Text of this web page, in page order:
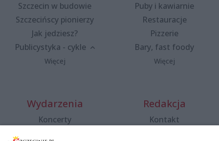
Szczecin w budowie
Szczecińscy pionierzy
Jak jedziesz?
Publicystyka - cykle
Więcej
Puby i kawiarnie
Restauracje
Pizzerie
Bary, fast foody
Więcej
Wydarzenia
Koncerty
Redakcja
Kontakt